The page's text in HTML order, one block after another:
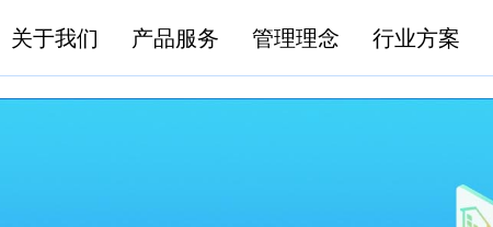
关于我们 产品服务 管理理念 行业方案